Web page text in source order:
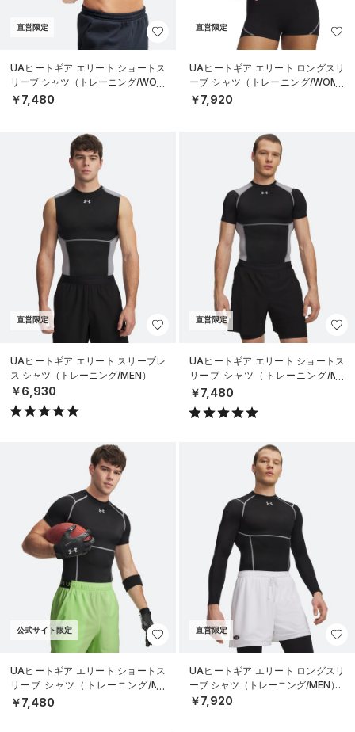
直営限定
UAヒートギア エリート ショートス
リーブ シャツ（トレーニング/WOM
EN）
￥7,480
直営限定
UAヒートギア エリート ロングスリ
ーブ シャツ（トレーニング/WOME
N）
￥7,920
直営限定
UAヒートギア エリート スリーブレ
ス シャツ（トレーニング/MEN）
￥6,930
直営限定
UAヒートギア エリート ショートス
リーブ シャツ（トレーニング/ME
N）
￥7,480
公式サイト限定
UAヒートギア エリート ショートス
リーブ シャツ（トレーニング/ME
N）
￥7,480
直営限定
UAヒートギア エリート ロングスリ
ーブ シャツ（トレーニング/MEN）
￥7,920